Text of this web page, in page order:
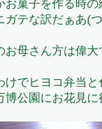
お菓子を作る時
ガテな訳だぁあ(
お母さん方は偉大
けでヒヨコ弁当
博公園にお花見